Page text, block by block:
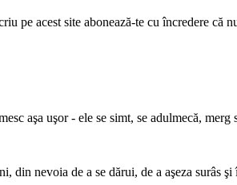
pe acest site abonează-te cu încredere că
aşa uşor - ele se simt, se adulmecă,
din nevoia de a se dărui, de a aşeza surâs